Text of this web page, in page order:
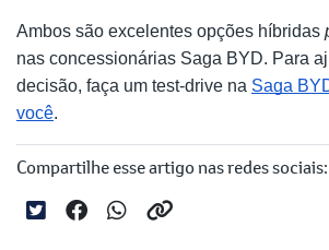
Ambos são excelentes opções híbridas
nas concessionárias Saga BYD. Para
decisão, faça um test-drive na Saga
você.
Compartilhe esse artigo nas redes sociais: